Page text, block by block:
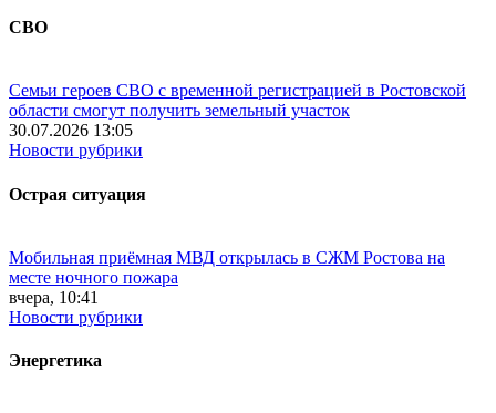
СВО
Семьи героев СВО с временной регистрацией в Ростовской
области смогут получить земельный участок
30.07.2026 13:05
Новости рубрики
Острая ситуация
Мобильная приёмная МВД открылась в СЖМ Ростова на
месте ночного пожара
вчера, 10:41
Новости рубрики
Энергетика